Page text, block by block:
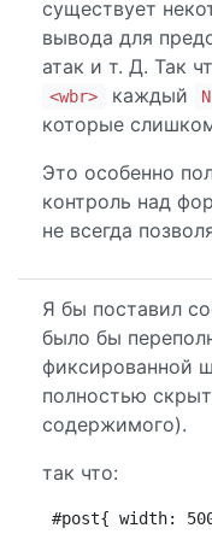
существует
вывода для
атак и т. Д. Так
<wbr> каждый N
которые
Это особенно
контроль над
не всегда
Я бы поставил
было бы
фиксированной
полностью
содержимого).
так что:
#post{ width: